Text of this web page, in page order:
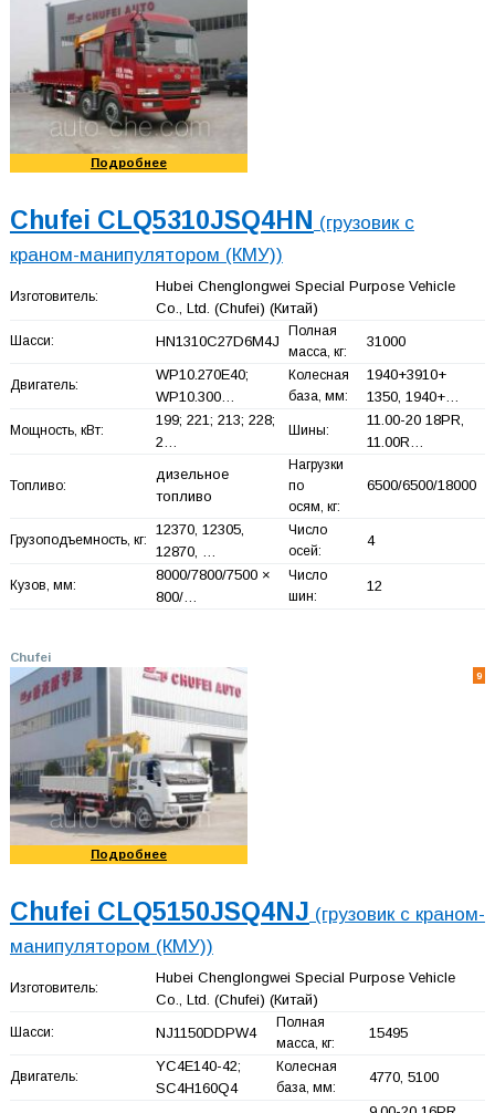
Подробнее
Chufei CLQ5310JSQ4HN (грузовик с
краном-манипулятором (КМУ))
Изготовитель:
Hubei Chenglongwei Special Purpose Vehicle
Co., Ltd. (Chufei) (Китай)
Шасси: HN1310C27D6M4J
Полная
масса, кг:
31000
Двигатель:
WP10.270E40;
WP10.300…
Колесная
база, мм:
1940+3910+
1350, 1940+…
Мощность, кВт:
199; 221; 213; 228;
2…
Шины:
11.00-20 18PR,
11.00R…
Топливо:
дизельное
топливо
Нагрузки
по
осям, кг:
6500/6500/18000
Грузоподъемность, кг:
12370, 12305,
12870, …
Число
осей:
4
Кузов, мм:
8000/7800/7500 ×
800/…
Число
шин:
12
Chufei
9
Подробнее
Chufei CLQ5150JSQ4NJ (грузовик с краном-
манипулятором (КМУ))
Изготовитель:
Hubei Chenglongwei Special Purpose Vehicle
Co., Ltd. (Chufei) (Китай)
Шасси: NJ1150DDPW4
Полная
масса, кг:
15495
Двигатель:
YC4E140-42;
SC4H160Q4
Колесная
база, мм:
4770, 5100